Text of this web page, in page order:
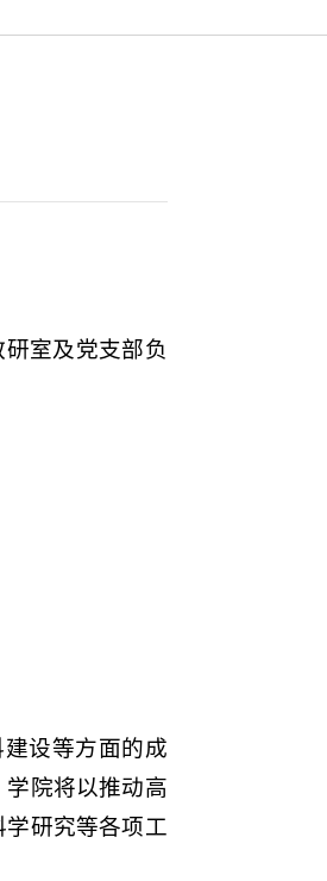
研室及党支部负
设等方面的成
院将以推动高
研究等各项工